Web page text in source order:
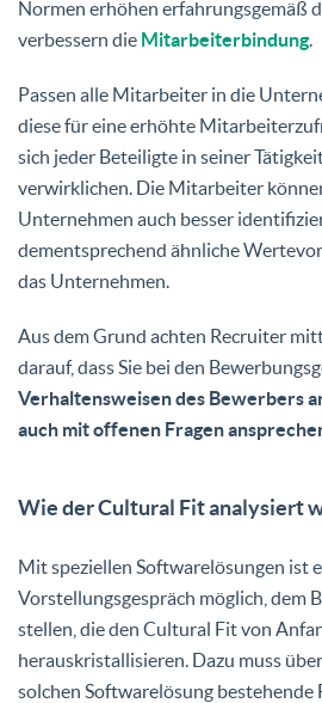
Normen erhöhen erfahrungsgemäß
verbessern die Mitarbeiterbindung.
Passen alle Mitarbeiter in die
diese für eine erhöhte
sich jeder Beteiligte in seiner
verwirklichen. Die Mitarbeiter
Unternehmen auch besser
dementsprechend ähnliche
das Unternehmen.
Aus dem Grund achten Recruiter
darauf, dass Sie bei den
Verhaltensweisen des Bewerbers
auch mit offenen Fragen
Wie der Cultural Fit analysiert
Mit speziellen Softwarelösungen ist
Vorstellungsgespräch möglich, dem
stellen, die den Cultural Fit von
herauskristallisieren. Dazu muss
solchen Softwarelösung bestehende